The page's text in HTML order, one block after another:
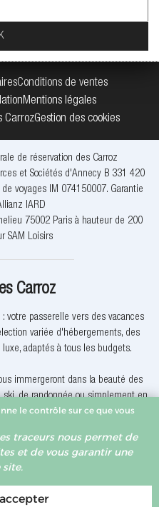
Conditions de ventes
Mentions légales
CarrozGestion des cookies
de réservation des Carroz
et Sociétés d'Annecy B 331 420
voyages IM 074150007. Garantie
IARD
75002 Paris à hauteur de 200
SAM Loisirs
Carroz
votre passerelle vers des vacances
variée d'hébergements, des
adaptés à tous les budgets.
immergeront dans la beauté des
de randonnée ou simplement en
quelque chose pour vous.
offrons des offres exclusives, une
du meilleur prix. Votre expérience
le contrôle sur ce que vous
traceurs nous permet de
et de vous garantir une